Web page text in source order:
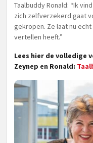
Taalbuddy Ronald: “Ik
zich zelfverzekerd gaat
gekropen. Ze laat nu
vertellen heeft.”
Lees hier de volledige
Zeynep en Ronald: